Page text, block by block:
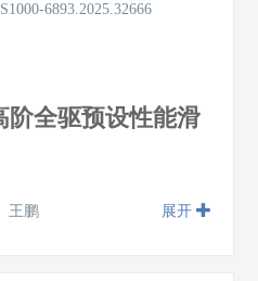
6893.2025.32666
阶全驱预设性能滑
王鹏 展开